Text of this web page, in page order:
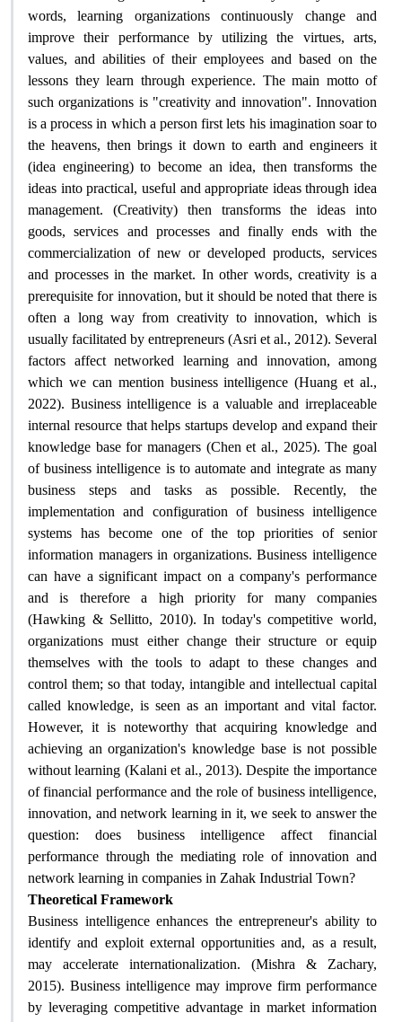
words, learning organizations continuously change and
improve their performance by utilizing the virtues, arts,
values, and abilities of their employees and based on the
lessons they learn through experience. The main motto of
such organizations is "creativity and innovation". Innovation
is a process in which a person first lets his imagination soar to
the heavens, then brings it down to earth and engineers it
(idea engineering) to become an idea, then transforms the
ideas into practical, useful and appropriate ideas through idea
management. (Creativity) then transforms the ideas into
goods, services and processes and finally ends with the
commercialization of new or developed products, services
and processes in the market. In other words, creativity is a
prerequisite for innovation, but it should be noted that there is
often a long way from creativity to innovation, which is
usually facilitated by entrepreneurs (Asri et al., 2012). Several
factors affect networked learning and innovation, among
which we can mention business intelligence (Huang et al.,
2022). Business intelligence is a valuable and irreplaceable
internal resource that helps startups develop and expand their
knowledge base for managers (Chen et al., 2025). The goal
of business intelligence is to automate and integrate as many
business steps and tasks as possible. Recently, the
implementation and configuration of business intelligence
systems has become one of the top priorities of senior
information managers in organizations. Business intelligence
can have a significant impact on a company's performance
and is therefore a high priority for many companies
(Hawking & Sellitto, 2010). In today's competitive world,
organizations must either change their structure or equip
themselves with the tools to adapt to these changes and
control them; so that today, intangible and intellectual capital
called knowledge, is seen as an important and vital factor.
However, it is noteworthy that acquiring knowledge and
achieving an organization's knowledge base is not possible
without learning (Kalani et al., 2013). Despite the importance
of financial performance and the role of business intelligence,
innovation, and network learning in it, we seek to answer the
question: does business intelligence affect financial
performance through the mediating role of innovation and
network learning in companies in Zahak Industrial Town?
Theoretical Framework
Business intelligence enhances the entrepreneur's ability to
identify and exploit external opportunities and, as a result,
may accelerate internationalization. (Mishra & Zachary,
2015). Business intelligence may improve firm performance
by leveraging competitive advantage in market information